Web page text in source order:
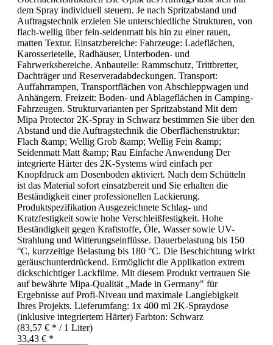
dem Spray individuell steuern. Je nach Spritzabstand und
Auftragstechnik erzielen Sie unterschiedliche Strukturen, von
flach-wellig über fein-seidenmatt bis hin zu einer rauen,
matten Textur. Einsatzbereiche: Fahrzeuge: Ladeflächen,
Karosserieteile, Radhäuser, Unterboden- und
Fahrwerksbereiche. Anbauteile: Rammschutz, Trittbretter,
Dachträger und Reserveradabdeckungen. Transport:
Auffahrrampen, Transportflächen von Abschleppwagen und
Anhängern. Freizeit: Boden- und Ablageflächen in Camping-
Fahrzeugen. Strukturvarianten per Spritzabstand Mit dem
Mipa Protector 2K-Spray in Schwarz bestimmen Sie über den
Abstand und die Auftragstechnik die Oberflächenstruktur:
Flach &amp; Wellig Grob &amp; Wellig Fein &amp;
Seidenmatt Matt &amp; Rau Einfache Anwendung Der
integrierte Härter des 2K-Systems wird einfach per
Knopfdruck am Dosenboden aktiviert. Nach dem Schütteln
ist das Material sofort einsatzbereit und Sie erhalten die
Beständigkeit einer professionellen Lackierung.
Produktspezifikation Ausgezeichnete Schlag- und
Kratzfestigkeit sowie hohe Verschleißfestigkeit. Hohe
Beständigkeit gegen Kraftstoffe, Öle, Wasser sowie UV-
Strahlung und Witterungseinflüsse. Dauerbelastung bis 150
°C, kurzzeitige Belastung bis 180 °C. Die Beschichtung wirkt
geräuschunterdrückend. Ermöglicht die Applikation extrem
dickschichtiger Lackfilme. Mit diesem Produkt vertrauen Sie
auf bewährte Mipa-Qualität „Made in Germany" für
Ergebnisse auf Profi-Niveau und maximale Langlebigkeit
Ihres Projekts. Lieferumfang: 1x 400 ml 2K-Spraydose
(inklusive integriertem Härter) Farbton: Schwarz
(83,57 € * / 1 Liter)
33,43 € *